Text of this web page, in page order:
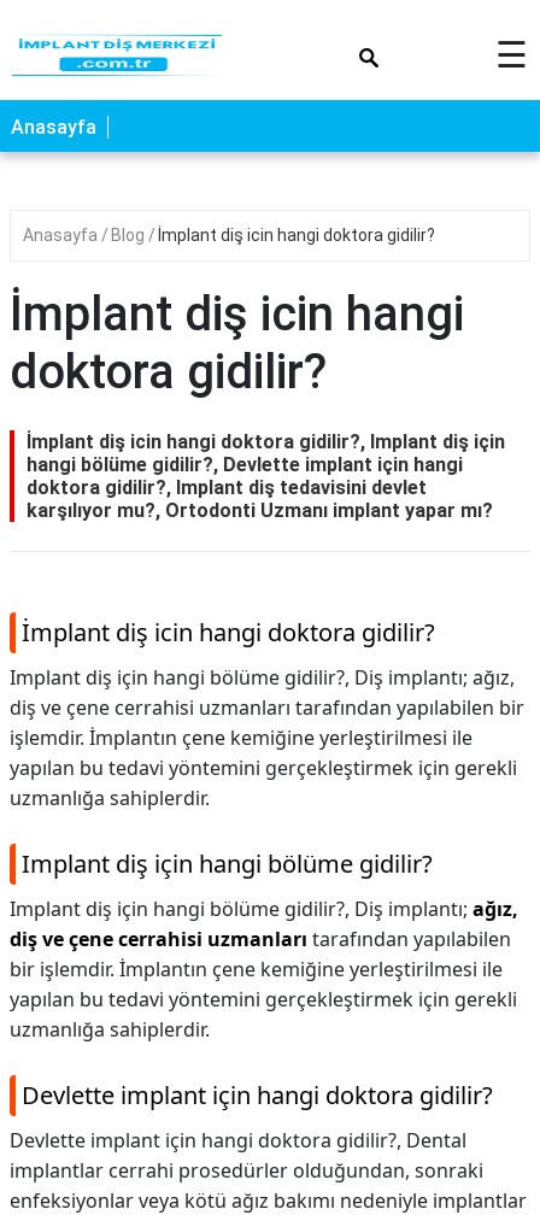
☰
Anasayfa
Anasayfa Blog İmplant diş icin hangi doktora gidilir?
İmplant diş icin hangi
doktora gidilir?
İmplant diş icin hangi doktora gidilir?, Implant diş için
hangi bölüme gidilir?, Devlette implant için hangi
doktora gidilir?, Implant diş tedavisini devlet
karşılıyor mu?, Ortodonti Uzmanı implant yapar mı?
İmplant diş icin hangi doktora gidilir?
Implant diş için hangi bölüme gidilir?, Diş implantı; ağız,
diş ve çene cerrahisi uzmanları tarafından yapılabilen bir
işlemdir. İmplantın çene kemiğine yerleştirilmesi ile
yapılan bu tedavi yöntemini gerçekleştirmek için gerekli
uzmanlığa sahiplerdir.
Implant diş için hangi bölüme gidilir?
Implant diş için hangi bölüme gidilir?, Diş implantı; ağız,
diş ve çene cerrahisi uzmanları tarafından yapılabilen
bir işlemdir. İmplantın çene kemiğine yerleştirilmesi ile
yapılan bu tedavi yöntemini gerçekleştirmek için gerekli
uzmanlığa sahiplerdir.
Devlette implant için hangi doktora gidilir?
Devlette implant için hangi doktora gidilir?, Dental
implantlar cerrahi prosedürler olduğundan, sonraki
enfeksiyonlar veya kötü ağız bakımı nedeniyle implantlar